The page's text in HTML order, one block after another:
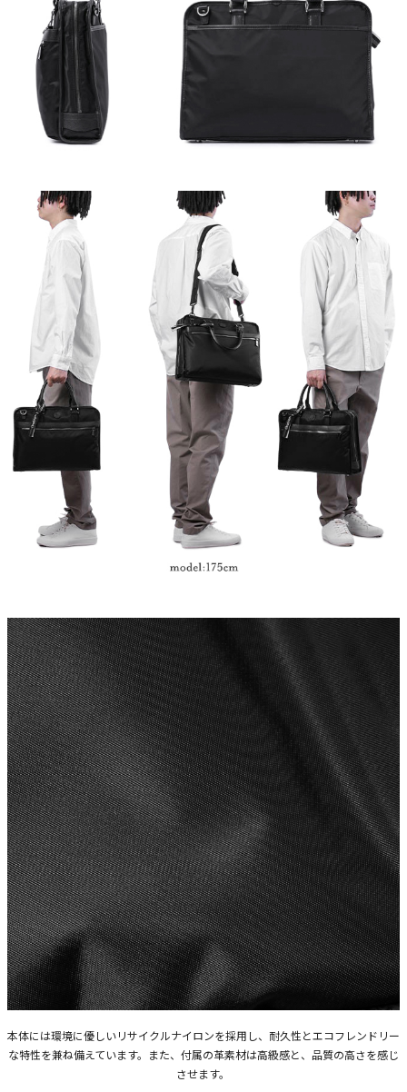
本体には環境に優しいリサイクルナイロンを採用し、耐久性とエコフレンドリー
な特性を兼ね備えています。また、付属の革素材は高級感と、品質の高さを感じ
させます。